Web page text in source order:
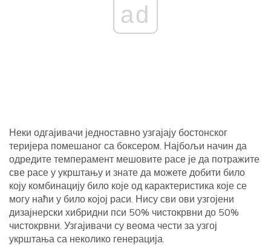
ad
Неки одгајивачи једноставно узгајају бостонског
теријера помешаног са боксером. Најбољи начин да
одредите темперамент мешовите расе је да потражите
све расе у укрштању и знате да можете добити било
коју комбинацију било које од карактеристика које се
могу наћи у било којој раси. Нису сви ови узгојени
дизајнерски хибридни пси 50% чистокрвни до 50%
чистокрвни. Узгајивачи су веома чести за узгој
укрштања са неколико генерација.